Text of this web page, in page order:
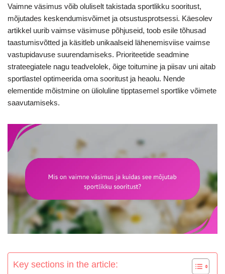
Vaimne väsimus võib oluliselt takistada sportlikku sooritust,
mõjutades keskendumisvõimet ja otsustusprotsessi. Käesolev
artikkel uurib vaimse väsimuse põhjuseid, toob esile tõhusad
taastumisvõtted ja käsitleb unikaalseid lähenemisviise vaimse
vastupidavuse suurendamiseks. Prioriteetide seadmine
strateegiatele nagu teadvelolek, õige toitumine ja piisav uni aitab
sportlastel optimeerida oma sooritust ja heaolu. Nende
elementide mõistmine on ülioluline tipptasemel sportlike võimete
saavutamiseks.
Key sections in the article: